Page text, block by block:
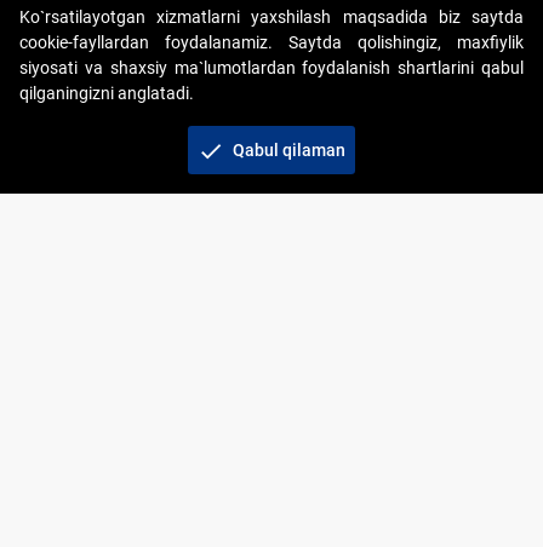
Copyright © 2017-2026. "Elektron onlayn-auksionlarni
tashkil etish" AJ. Barcha huquqlar himoyalangan
Ko`rsatilayotgan xizmatlarni yaxshilash maqsadida biz saytda
cookie-fayllardan foydalanamiz. Saytda qolishingiz, maxfiylik
siyosati va shaxsiy ma`lumotlardan foydalanish shartlarini qabul
qilganingizni anglatadi.
check Qabul qilaman